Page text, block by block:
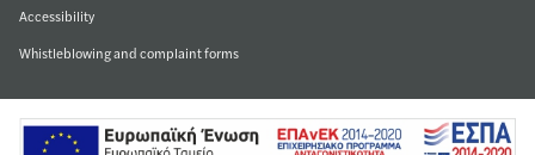
Accessibility
Whistleblowing and complaint forms